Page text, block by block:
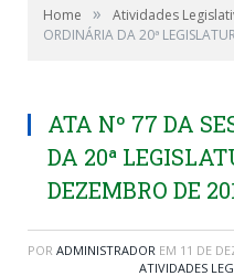
Home » Atividades
ORDINÁRIA DA 20ª
ATA Nº 77 DA
DA 20ª
DEZEMBRO DE
POR ADMINISTRADOR EM 11 DE
ATIVIDADES